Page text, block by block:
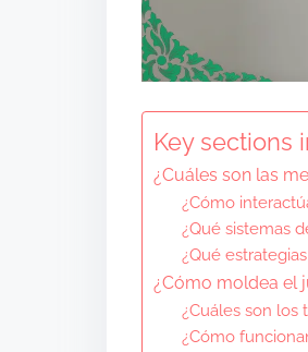
Key sections
¿Cuáles son las
¿Cómo
¿Qué sistemas
¿Qué
¿Cómo moldea el
¿Cuáles son los
¿Cómo